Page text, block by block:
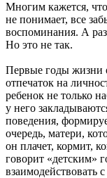
Многим кажется,
не понимает, все
воспоминания. А
Но это не так.
Первые годы жизни
отпечаток на
ребенок не только
у него
поведения,
очередь, матери,
он плачет, кормит,
говорит «детским»
взаимодействовать